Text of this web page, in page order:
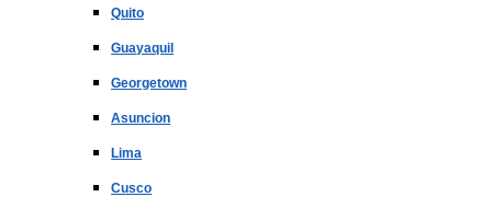
Quito
Guayaquil
Georgetown
Asuncion
Lima
Cusco